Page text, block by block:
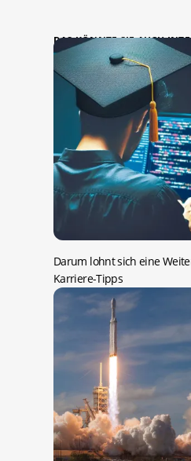
DAS KÖNNTE SIE AUCH
Darum lohnt sich eine
Karriere-Tipps